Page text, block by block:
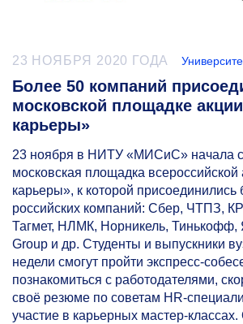
23 НОЯБРЯ 2020 ГОДА
Более 50 компаний
московской площадке
карьеры»
23 ноября в НИТУ «МИСиС» начала
московская площадка
карьеры», к которой
российских компаний: Сбер, ЧТПЗ,
Тагмет, НЛМК, Норникель, Тинькофф,
Group и др. Студенты и выпускники
недели смогут пройти экспресс-
познакомиться с работодателями,
своё резюме по советам HR-
участие в карьерных мастер-